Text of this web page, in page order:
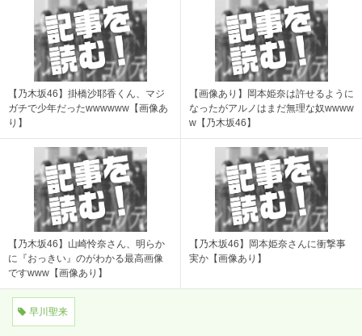
【乃木坂46】掛橋沙耶香くん、マジ
ガチで少年だったwwwwww【画像あ
り】
【画像あり】岡本姫奈は許せるように
なったがアルノはまだ無理な奴wwww
w【乃木坂46】
【乃木坂46】山崎怜奈さん、明らか
に『おっきい』のがわかる最高画像
ですwww【画像あり】
【乃木坂46】岡本姫奈さんに衝撃事
実か【画像あり】
早川聖来